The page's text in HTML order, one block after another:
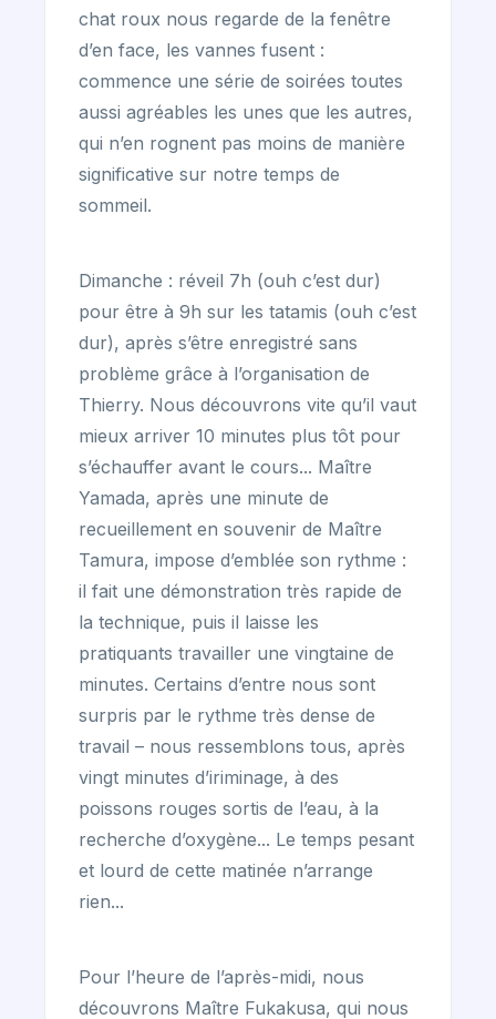
chat roux nous regarde de la fenêtre
d’en face, les vannes fusent :
commence une série de soirées toutes
aussi agréables les unes que les autres,
qui n’en rognent pas moins de manière
significative sur notre temps de
sommeil.
Dimanche : réveil 7h (ouh c’est dur)
pour être à 9h sur les tatamis (ouh c’est
dur), après s’être enregistré sans
problème grâce à l’organisation de
Thierry. Nous découvrons vite qu’il vaut
mieux arriver 10 minutes plus tôt pour
s’échauffer avant le cours... Maître
Yamada, après une minute de
recueillement en souvenir de Maître
Tamura, impose d’emblée son rythme :
il fait une démonstration très rapide de
la technique, puis il laisse les
pratiquants travailler une vingtaine de
minutes. Certains d’entre nous sont
surpris par le rythme très dense de
travail – nous ressemblons tous, après
vingt minutes d’iriminage, à des
poissons rouges sortis de l’eau, à la
recherche d’oxygène... Le temps pesant
et lourd de cette matinée n’arrange
rien...
Pour l’heure de l’après-midi, nous
découvrons Maître Fukakusa, qui nous